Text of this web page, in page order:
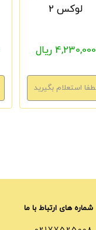
لوکس 2
4,230,000 ریال
شماره های ارتباط با ما